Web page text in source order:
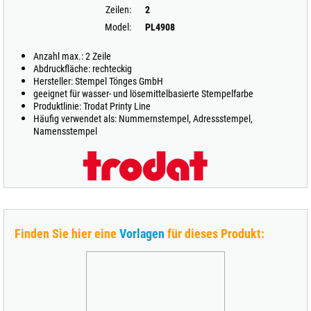
Zeilen:
2
Model:
PL4908
Anzahl max.: 2 Zeile
Abdruckfläche: rechteckig
Hersteller: Stempel Tönges GmbH
geeignet für wasser- und lösemittelbasierte Stempelfarbe
Produktlinie: Trodat Printy Line
Häufig verwendet als: Nummernstempel, Adressstempel,
Namensstempel
Finden Sie hier eineVorlagen für dieses Produkt: